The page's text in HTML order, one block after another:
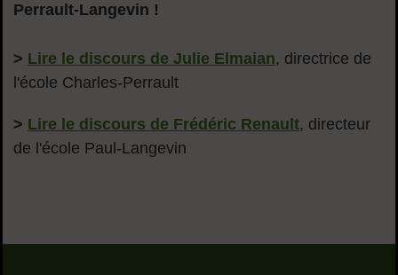
Perrault-Langevin !
> Lire le discours de Julie Elmaian, directrice de
l'école Charles-Perrault
> Lire le discours de Frédéric Renault, directeur
de l'école Paul-Langevin